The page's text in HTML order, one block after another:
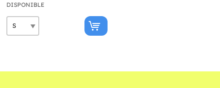
DISPONIBLE